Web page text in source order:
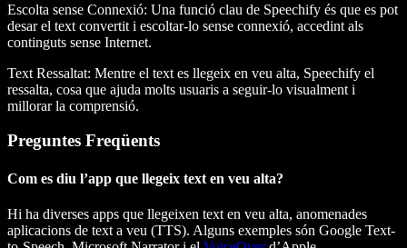
Escolta sense Connexió: Una funció clau de Speechify és que es pot
desar el text convertit i escoltar-lo sense connexió, accedint als
continguts sense Internet.
Text Ressaltat: Mentre el text es llegeix en veu alta, Speechify el
ressalta, cosa que ajuda molts usuaris a seguir-lo visualment i
millorar la comprensió.
Preguntes Freqüents
Com es diu l’app que llegeix text en veu alta?
Hi ha diverses apps que llegeixen text en veu alta, anomenades
aplicacions de text a veu (TTS). Alguns exemples són Google Text-